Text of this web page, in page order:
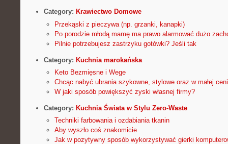
Category: Krawiectwo Domowe
Przekąski z pieczywa (np. grzanki, kanapki)
Po porodzie młodą mamę ma prawo alarmować dużo
Pilnie potrzebujesz zastrzyku gotówki? Jeśli tak
Category: Kuchnia marokańska
Keto Bezmięsne i Wege
Chcąc nabyć ubrania szykowne, stylowe oraz w małej
W jaki sposób powiększyć zyski własnej firmy?
Category: Kuchnia Świata w Stylu Zero-Waste
Techniki farbowania i ozdabiania tkanin
Aby wyszło coś znakomicie
Jak w pozytywny sposób wykorzystywać gierki